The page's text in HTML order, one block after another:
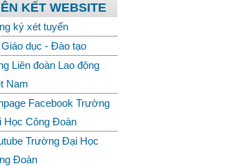
KẾT WEBSITE
ký xét tuyển
Giáo dục - Đào tạo
Liên đoàn Lao động
Nam
Facebook Trường
Học Công Đoàn
Trường Đại Học
Đoàn